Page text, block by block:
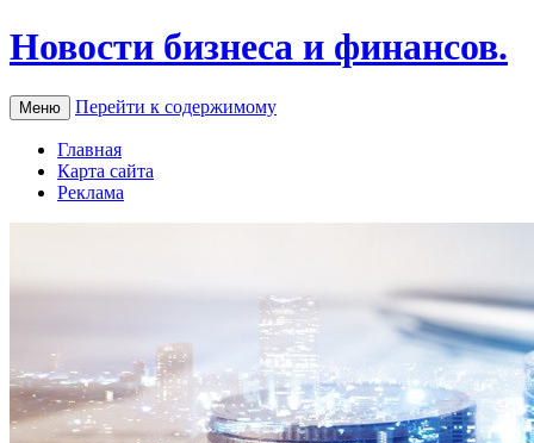
Новости бизнеса и финансов.
Меню Перейти к содержимому
Главная
Карта сайта
Реклама